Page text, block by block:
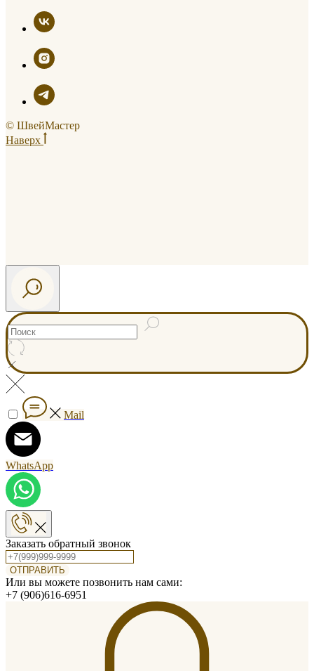
© ШвейМастер
Наверх
Mail
WhatsApp
Заказать обратный звонок
ОТПРАВИТЬ
Или вы можете позвонить нам сами:
+7 (906)616-6951